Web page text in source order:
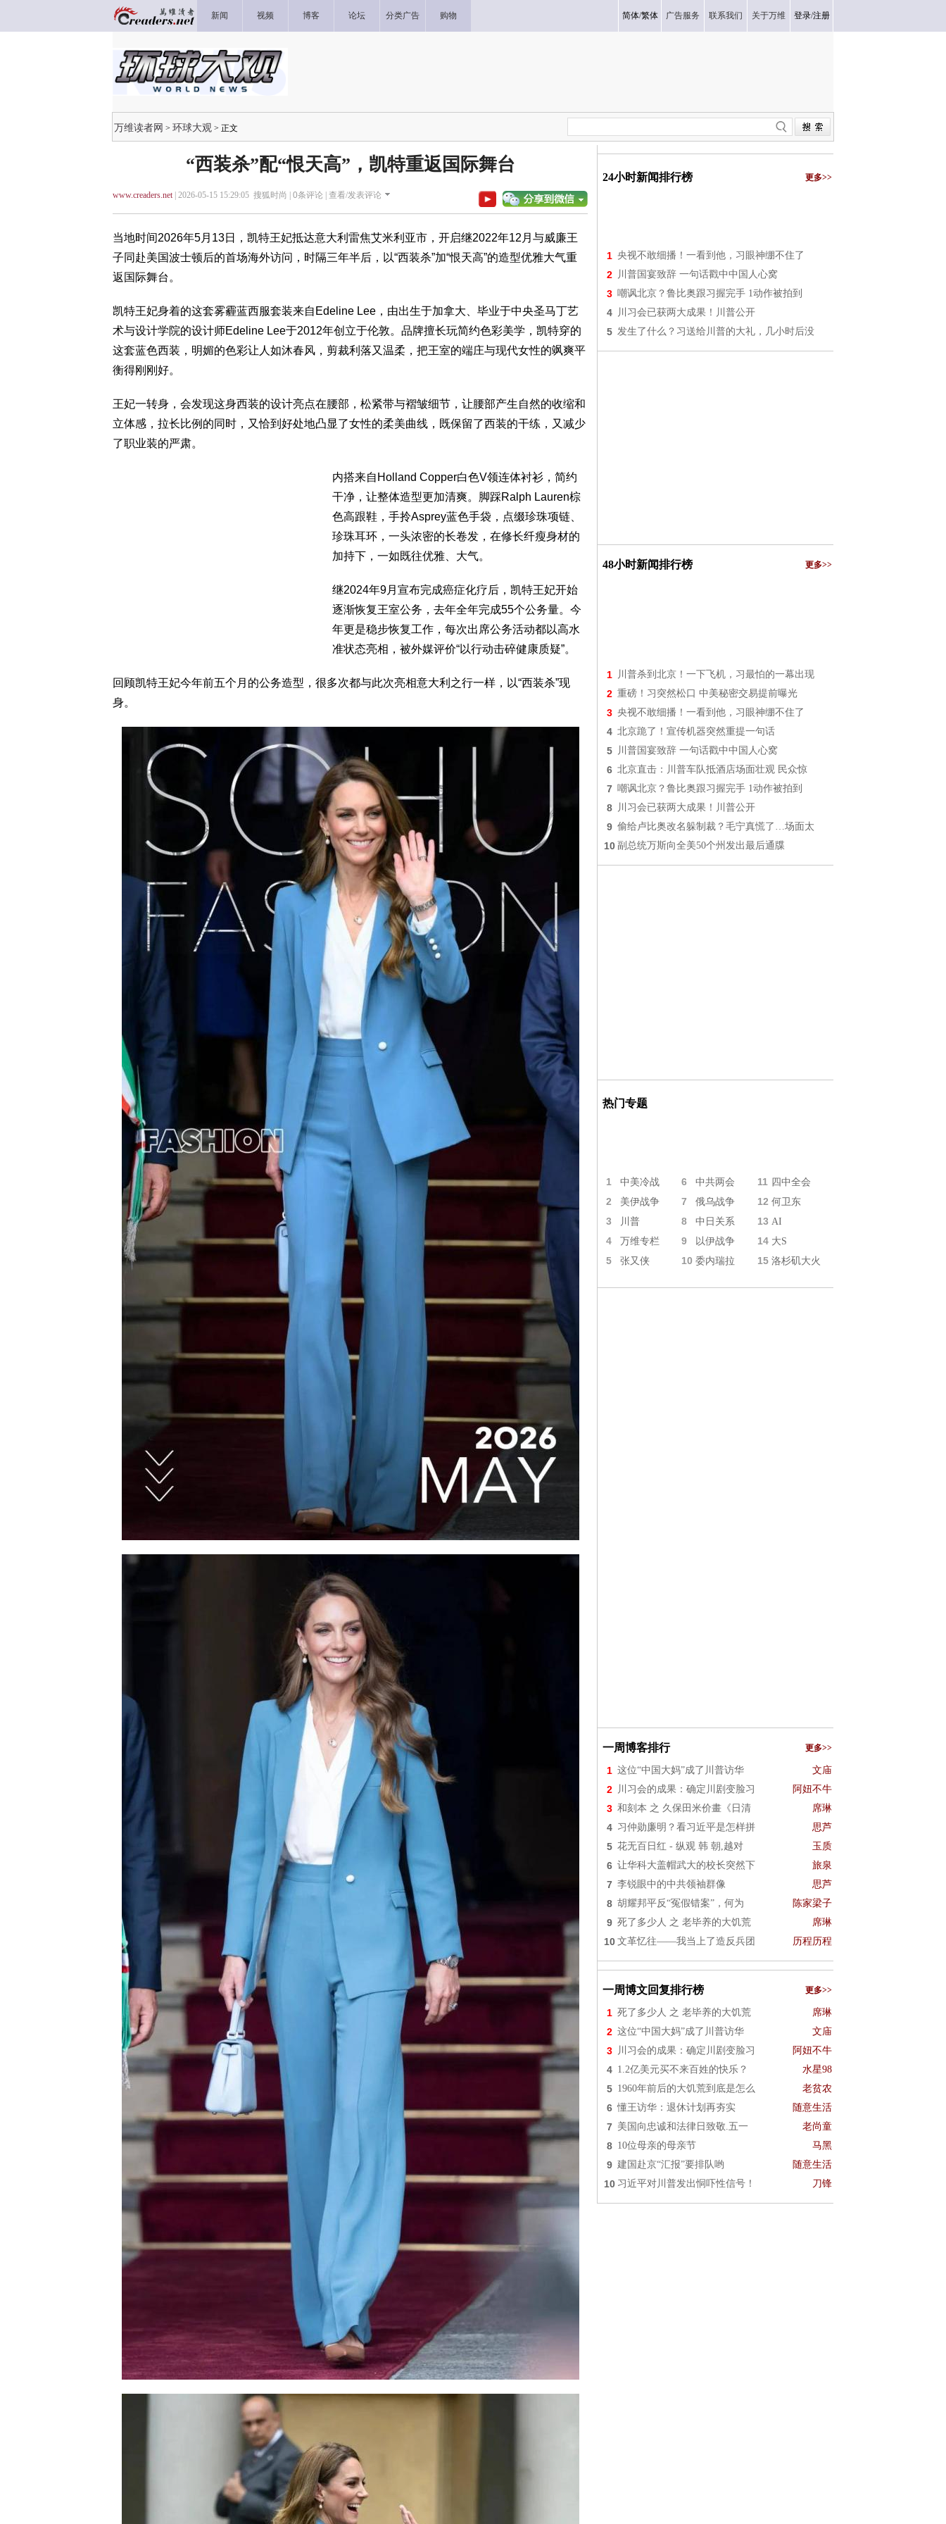
新闻 视频 博客 论坛 分类广告 购物 简体/繁体 广告服务 联系我们 关于万维 登录/注册
万维读者网 > 环球大观 > 正文
“西装杀”配“恨天高”，凯特重返国际舞台
www.creaders.net| 2026-05-15 15:29:05 搜狐时尚 | 0条评论 | 查看/发表评论
当地时间2026年5月13日，凯特王妃抵达意大利雷焦艾米利亚市，开启继2022年12月与威廉王
子同赴美国波士顿后的首场海外访问，时隔三年半后，以“西装杀”加“恨天高”的造型优雅大气重
返国际舞台。
凯特王妃身着的这套雾霾蓝西服套装来自Edeline Lee，由出生于加拿大、毕业于中央圣马丁艺
术与设计学院的设计师Edeline Lee于2012年创立于伦敦。品牌擅长玩简约色彩美学，凯特穿的
这套蓝色西装，明媚的色彩让人如沐春风，剪裁利落又温柔，把王室的端庄与现代女性的飒爽平
衡得刚刚好。
王妃一转身，会发现这身西装的设计亮点在腰部，松紧带与褶皱细节，让腰部产生自然的收缩和
立体感，拉长比例的同时，又恰到好处地凸显了女性的柔美曲线，既保留了西装的干练，又减少
了职业装的严肃。
内搭来自Holland Copper白色V领连体衬衫，简约
干净，让整体造型更加清爽。脚踩Ralph Lauren棕
色高跟鞋，手拎Asprey蓝色手袋，点缀珍珠项链、
珍珠耳环，一头浓密的长卷发，在修长纤瘦身材的
加持下，一如既往优雅、大气。
继2024年9月宣布完成癌症化疗后，凯特王妃开始
逐渐恢复王室公务，去年全年完成55个公务量。今
年更是稳步恢复工作，每次出席公务活动都以高水
准状态亮相，被外媒评价“以行动击碎健康质疑”。
回顾凯特王妃今年前五个月的公务造型，很多次都与此次亮相意大利之行一样，以“西装杀”现
身。
24小时新闻排行榜 更多>>
1 央视不敢细播！一看到他，习眼神绷不住了
2 川普国宴致辞 一句话戳中中国人心窝
3 嘲讽北京？鲁比奥跟习握完手 1动作被拍到
4 川习会已获两大成果！川普公开
5 发生了什么？习送给川普的大礼，几小时后没
48小时新闻排行榜 更多>>
1 川普杀到北京！一下飞机，习最怕的一幕出现
2 重磅！习突然松口 中美秘密交易提前曝光
3 央视不敢细播！一看到他，习眼神绷不住了
4 北京跪了！宣传机器突然重提一句话
5 川普国宴致辞 一句话戳中中国人心窝
6 北京直击：川普车队抵酒店场面壮观 民众惊
7 嘲讽北京？鲁比奥跟习握完手 1动作被拍到
8 川习会已获两大成果！川普公开
9 偷给卢比奥改名躲制裁？毛宁真慌了…场面太
10 副总统万斯向全美50个州发出最后通牒
热门专题
1 中美冷战 6 中共两会 11 四中全会
2 美伊战争 7 俄乌战争 12 何卫东
3 川普 8 中日关系 13 AI
4 万维专栏 9 以伊战争 14 大S
5 张又侠 10 委内瑞拉 15 洛杉矶大火
一周博客排行 更多>>
1 这位“中国大妈”成了川普访华 文庙
2 川习会的成果：确定川剧变脸习 阿妞不牛
3 和刻本 之 久保田米价畫《日清 席琳
4 习仲勋廉明？看习近平是怎样拼 思芦
5 花无百日红 - 纵观 韩 朝,越对 玉质
6 让华科大盖帽武大的校长突然下 旅泉
7 李锐眼中的中共领袖群像 思芦
8 胡耀邦平反“冤假错案”，何为 陈家梁子
9 死了多少人 之 老毕养的大饥荒 席琳
10 文革忆往——我当上了造反兵团 历程历程
一周博文回复排行榜 更多>>
1 死了多少人 之 老毕养的大饥荒 席琳
2 这位“中国大妈”成了川普访华 文庙
3 川习会的成果：确定川剧变脸习 阿妞不牛
4 1.2亿美元买不来百姓的快乐？ 水星98
5 1960年前后的大饥荒到底是怎么 老贫农
6 懂王访华：退休计划再夯实 随意生活
7 美国向忠诚和法律日致敬.五一 老尚童
8 10位母亲的母亲节 马黑
9 建国赴京“汇报”要排队哟 随意生活
10 习近平对川普发出恫吓性信号！ 刀锋